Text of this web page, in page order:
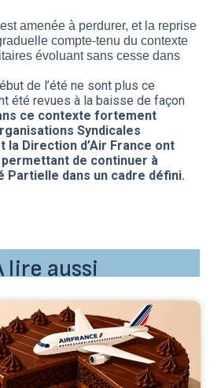
amenée à perdurer, et la reprise
compte-tenu du contexte
évoluant sans cesse dans
de l’été ne sont plus ce
été revues à la baisse de façon
ce contexte fortement
Syndicales
la Direction d’Air France ont
de continuer à
Partielle dans un cadre défini.
lire aussi